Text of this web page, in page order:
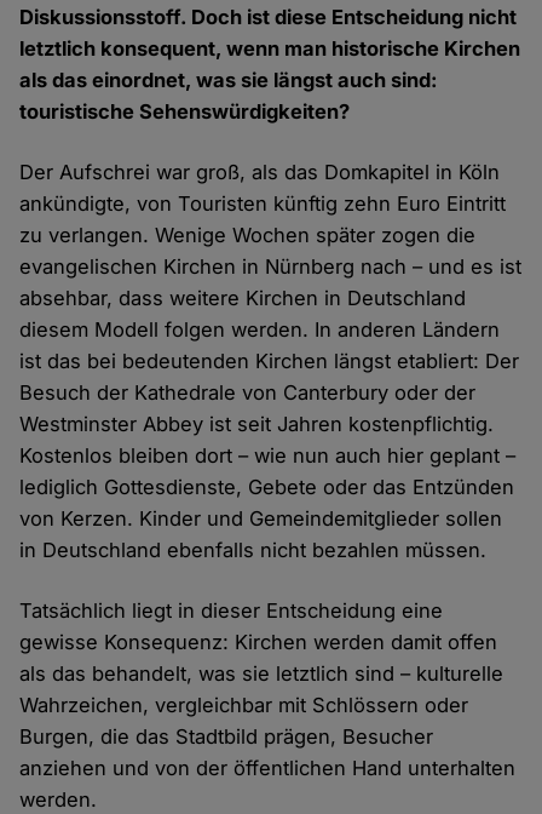
Diskussionsstoff. Doch ist diese Entscheidung nicht
letztlich konsequent, wenn man historische Kirchen
als das einordnet, was sie längst auch sind:
touristische Sehenswürdigkeiten?
Der Aufschrei war groß, als das Domkapitel in Köln
ankündigte, von Touristen künftig zehn Euro Eintritt
zu verlangen. Wenige Wochen später zogen die
evangelischen Kirchen in Nürnberg nach – und es ist
absehbar, dass weitere Kirchen in Deutschland
diesem Modell folgen werden. In anderen Ländern
ist das bei bedeutenden Kirchen längst etabliert: Der
Besuch der Kathedrale von Canterbury oder der
Westminster Abbey ist seit Jahren kostenpflichtig.
Kostenlos bleiben dort – wie nun auch hier geplant –
lediglich Gottesdienste, Gebete oder das Entzünden
von Kerzen. Kinder und Gemeindemitglieder sollen
in Deutschland ebenfalls nicht bezahlen müssen.
Tatsächlich liegt in dieser Entscheidung eine
gewisse Konsequenz: Kirchen werden damit offen
als das behandelt, was sie letztlich sind – kulturelle
Wahrzeichen, vergleichbar mit Schlössern oder
Burgen, die das Stadtbild prägen, Besucher
anziehen und von der öffentlichen Hand unterhalten
werden.